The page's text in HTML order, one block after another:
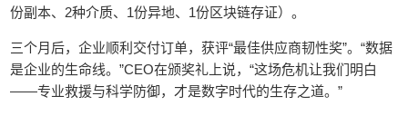
份副本、2种介质、1份异地、1份区块链存证）。
三个月后，企业顺利交付订单，获评“最佳供应商韧性奖”。“数据
是企业的生命线。”CEO在颁奖礼上说，“这场危机让我们明白
——专业救援与科学防御，才是数字时代的生存之道。”